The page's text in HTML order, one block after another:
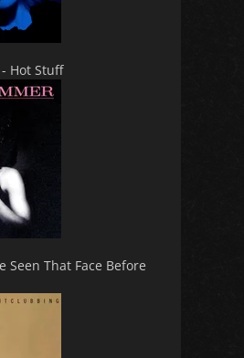
Hot Stuff
Seen That Face Before